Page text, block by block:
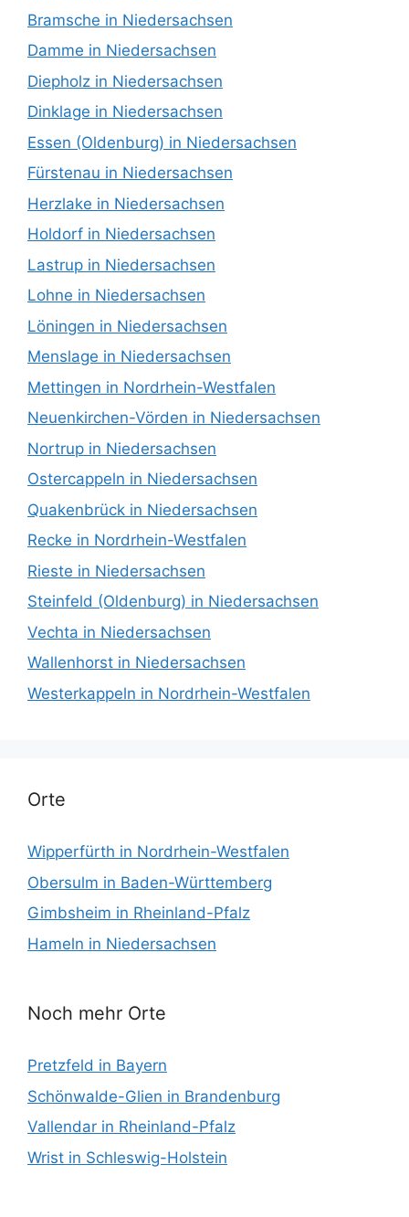
Bramsche in Niedersachsen
Damme in Niedersachsen
Diepholz in Niedersachsen
Dinklage in Niedersachsen
Essen (Oldenburg) in Niedersachsen
Fürstenau in Niedersachsen
Herzlake in Niedersachsen
Holdorf in Niedersachsen
Lastrup in Niedersachsen
Lohne in Niedersachsen
Löningen in Niedersachsen
Menslage in Niedersachsen
Mettingen in Nordrhein-Westfalen
Neuenkirchen-Vörden in Niedersachsen
Nortrup in Niedersachsen
Ostercappeln in Niedersachsen
Quakenbrück in Niedersachsen
Recke in Nordrhein-Westfalen
Rieste in Niedersachsen
Steinfeld (Oldenburg) in Niedersachsen
Vechta in Niedersachsen
Wallenhorst in Niedersachsen
Westerkappeln in Nordrhein-Westfalen
Orte
Wipperfürth in Nordrhein-Westfalen
Obersulm in Baden-Württemberg
Gimbsheim in Rheinland-Pfalz
Hameln in Niedersachsen
Noch mehr Orte
Pretzfeld in Bayern
Schönwalde-Glien in Brandenburg
Vallendar in Rheinland-Pfalz
Wrist in Schleswig-Holstein